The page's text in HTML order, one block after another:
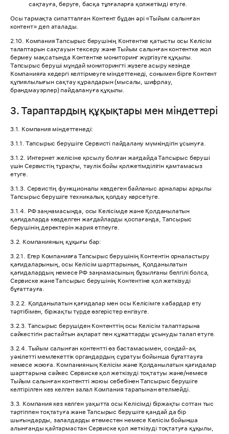
сақтауға, беруге, басқа тұлғаларға қолжетімді етуге.
Осы тармақта сипатталған Контент бұдан әрі «Тыйым салынған
контент» деп аталады.
2.10. Компания Тапсырыс берушінің Контентке қатысты осы Келісім
талаптарын сақтауын тексеру және Тыйым салынған контентке жол
бермеу мақсатында Контентке мониторинг жүргізуге құқылы.
Тапсырыс беруші мұндай мониторингті жүзеге асыру кезінде
Компанияға кедергі келтірмеуге міндеттенеді, сонымен бірге Контент
құпиялылығын сақтау құралдарын (мысалы, шифрлау,
брандмауэрлер) пайдалануға құқылы.
3. Тараптардың құқықтары мен міндеттері
3.1. Компания міндеттенеді:
3.1.1. Тапсырыс берушіге Сервисті пайдалану мүмкіндігін ұсынуға.
3.1.2. Интернет желісіне қосылу болған жағдайда Тапсырыс беруші
үшін Сервистің тұрақты, тәулік бойы қолжетімділігін қамтамасыз
етуге.
3.1.3. Сервистің функционалы көздеген байланыс арналары арқылы
Тапсырыс берушіге техникалық қолдау көрсетуге.
3.1.4. РФ заңнамасында, осы Келісімде және Қолданылатын
қағидаларда көзделген жағдайларды қоспағанда, Тапсырыс
берушінің деректерін жария етпеуге.
3.2. Компанияның құқығы бар:
3.2.1. Егер Компанияға Тапсырыс берушінің Контентін орналастыру
қағидаларының, осы Келісім шарттарының, Қолданылатын
қағидалардың немесе РФ заңнамасының бұзылғаны белгілі болса,
Сервиске және Тапсырыс берушінің Контентіне қол жеткізуді
бұғаттауға.
3.2.2. Қолданылатын қағидалар мен осы Келісімге хабардар ету
тәртібімен, біржақты түрде өзгерістер енгізуге.
3.2.3. Тапсырыс берушіден Контенттің осы Келісім талаптарына
сәйкестігін растайтын ақпарат пен құжаттарды ұсынуды талап етуге.
3.2.4. Тыйым салынған контентті өз бастамасымен, сондай-ақ
уәкілетті мемлекеттік органдардың сұратуы бойынша бұғаттауға
немесе жоюға. Компанияның Келісім және Қолданылатын қағидалар
шарттарына сәйкес Сервиске қол жеткізуді тоқтатуы және/немесе
Тыйым салынған контентті жоюы себебінен Тапсырыс берушіге
келтірілген кез келген залал Компания тарапынан өтелмейді.
3.3. Компания кез келген уақытта осы Келісімді біржақты соттан тыс
тәртіппен тоқтатуға және Тапсырыс берушіге қандай да бір
шығындарды, залалдарды өтеместен немесе Келісім бойынша
алынғанды қайтармастан Сервиске қол жеткізуді тоқтатуға құқылы,